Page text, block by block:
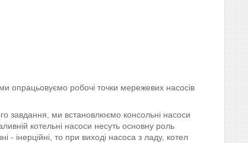
опрацьовуємо робочі точки мережевих насосів
завдання, ми встановлюємо консольні насоси
котельні насоси несуть основну роль
- інерційні, то при виході насоса з ладу, котел